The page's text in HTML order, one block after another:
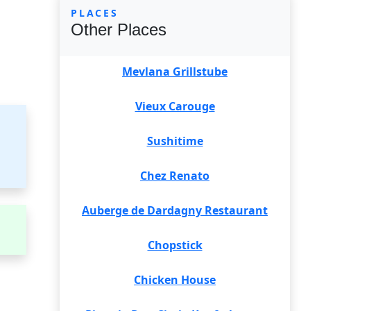
PLACES
Other Places
Mevlana Grillstube
Vieux Carouge
Sushitime
Chez Renato
Auberge de Dardagny Restaurant
Chopstick
Chicken House